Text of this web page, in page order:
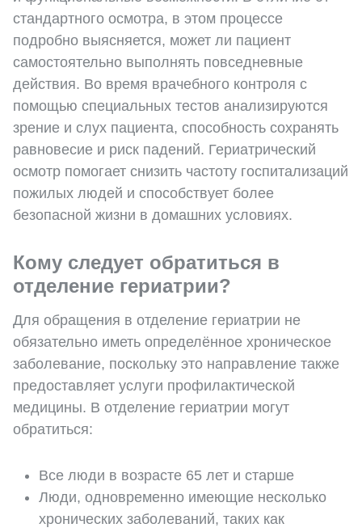
стандартного осмотра, в этом процессе
подробно выясняется, может ли пациент
самостоятельно выполнять повседневные
действия. Во время врачебного контроля с
помощью специальных тестов анализируются
зрение и слух пациента, способность сохранять
равновесие и риск падений. Гериатрический
осмотр помогает снизить частоту госпитализаций
пожилых людей и способствует более
безопасной жизни в домашних условиях.
Кому следует обратиться в
отделение гериатрии?
Для обращения в отделение гериатрии не
обязательно иметь определённое хроническое
заболевание, поскольку это направление также
предоставляет услуги профилактической
медицины. В отделение гериатрии могут
обратиться:
Все люди в возрасте 65 лет и старше
Люди, одновременно имеющие несколько
хронических заболеваний, таких как